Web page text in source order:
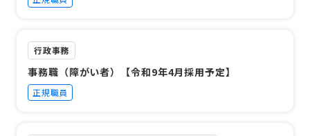
行政事務
事務職（障がい者）【令和9年4月採用予定】
正規職員